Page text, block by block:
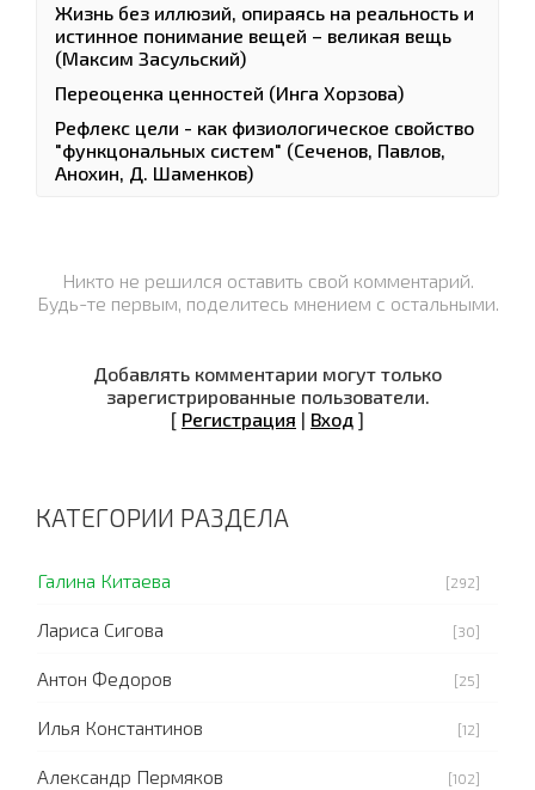
Жизнь без иллюзий, опираясь на реальность и
истинное понимание вещей – великая вещь
(Максим Засульский)
Переоценка ценностей (Инга Хорзова)
Рефлекс цели - как физиологическое свойство
"функцональных систем" (Сеченов, Павлов,
Анохин, Д. Шаменков)
Никто не решился оставить свой комментарий.
Будь-те первым, поделитесь мнением с остальными.
Добавлять комментарии могут только
зарегистрированные пользователи.
[ Регистрация | Вход ]
КАТЕГОРИИ РАЗДЕЛА
Галина Китаева [292]
Лариса Сигова [30]
Антон Федоров [25]
Илья Константинов [12]
Александр Пермяков [102]